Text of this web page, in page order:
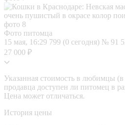
Фото питомца
15 мая, 16:29 799 (0 сегодня) № 91
27 000 ₽
Указанная стоимость в любимцы
продавца доступен ли питомец в
Цена может отличаться.
История цены